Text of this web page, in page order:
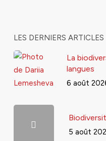
LES DERNIERS ARTICLES
La
langues
6 août
5 août